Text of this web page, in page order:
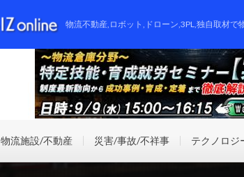
物流不動産,ロボット,ドローン,3PL,独自取材で
物流施設/不動産 災害/事故/不祥事 テクノロジ